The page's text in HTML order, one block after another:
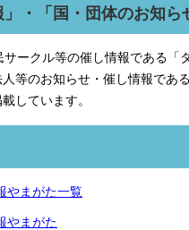
」・「国・団体のお知ら
ークル等の催し情報である「
等のお知らせ・催し情報であ
しています。
やまがた一覧
やまがた